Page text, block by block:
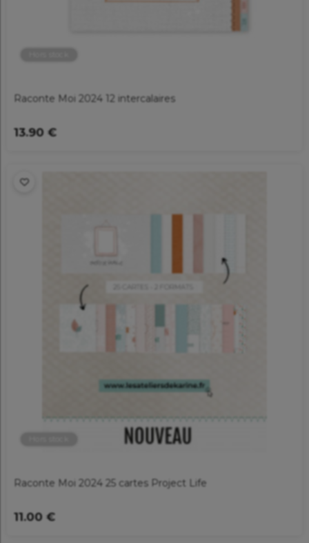
Raconte Moi 2024 12 intercalaires
13.90 €
Raconte Moi 2024 25 cartes Project Life
11.00 €